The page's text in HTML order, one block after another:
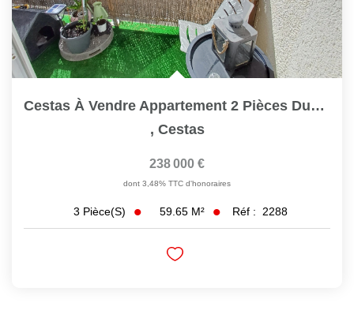
Cestas À Vendre Appartement 2 Pièces Duplex Ref 2288
, Cestas
238 000 €
dont 3,48% TTC d'honoraires
3 Pièce(s) 59.65 M² Réf : 2288